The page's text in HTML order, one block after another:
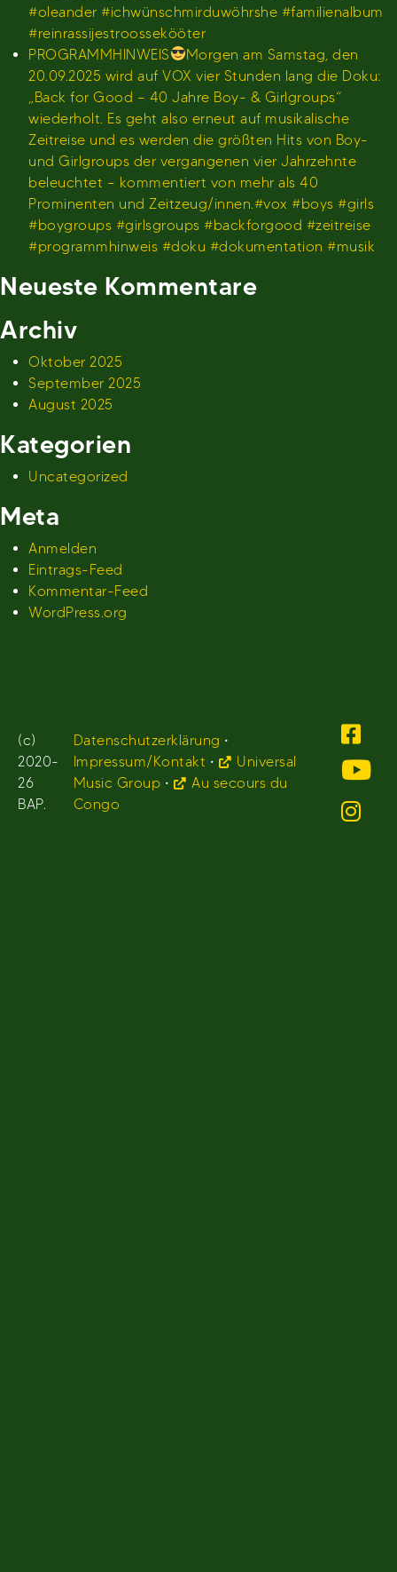
#oleander #ichwünschmirduwöhrshe #familienalbum
#reinrassijestroossekööter
PROGRAMMHINWEIS
Morgen am Samstag, den
20.09.2025 wird auf VOX vier Stunden lang die Doku:
„Back for Good – 40 Jahre Boy- & Girlgroups“
wiederholt. Es geht also erneut auf musikalische
Zeitreise und es werden die größten Hits von Boy-
und Girlgroups der vergangenen vier Jahrzehnte
beleuchtet – kommentiert von mehr als 40
Prominenten und Zeitzeug/innen.#vox #boys #girls
#boygroups #girlsgroups #backforgood #zeitreise
#programmhinweis #doku #dokumentation #musik
Neueste Kommentare
Archiv
Oktober 2025
September 2025
August 2025
Kategorien
Uncategorized
Meta
Anmelden
Eintrags-Feed
Kommentar-Feed
WordPress.org
(c)
2020-
26
BAP.
Datenschutzerklärung •
Impressum/Kontakt •
Universal
Music Group •
Au secours du
Congo